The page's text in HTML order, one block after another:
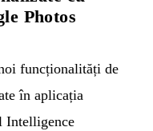
Photos
funcționalități de
în aplicația
Intelligence